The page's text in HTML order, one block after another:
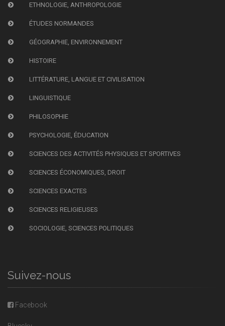
ETHNOLOGIE, ANTHROPOLOGIE
ÉTUDES NORMANDES
GÉOGRAPHIE, ENVIRONNEMENT
HISTOIRE
LITTÉRATURE, LANGUE ET CIVILISATION
LINGUISTIQUE
PHILOSOPHIE
PSYCHOLOGIE, ÉDUCATION
SCIENCES DES ACTIVITÉS PHYSIQUES ET SPORTIVES
SCIENCES ÉCONOMIQUES, DROIT
SCIENCES EXACTES
SCIENCES RELIGIEUSES
SOCIOLOGIE, SCIENCES POLITIQUES
Suivez-nous
Facebook